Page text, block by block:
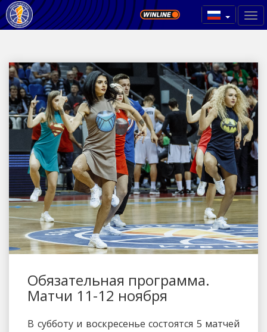
Обязательная программа.
Матчи 11-12 ноября
В субботу и воскресенье состоятся 5 матчей